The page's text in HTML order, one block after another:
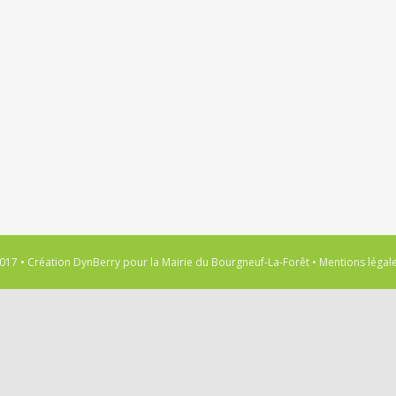
• Création DynBerry pour la Mairie du Bourgneuf-La-Forêt • Mentions